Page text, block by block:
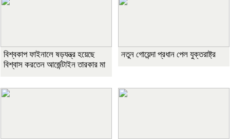
বিশ্বকাপ ফাইনালে ষড়যন্ত্র হয়েছে
বিশ্বাস করতেন আর্জেন্টাইন তারকার মা
নতুন গোয়েন্দা প্রধান পেল যুক্তরাষ্ট্র